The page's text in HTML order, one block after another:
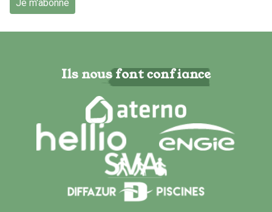
Je m'abonne
Ils nous font confiance